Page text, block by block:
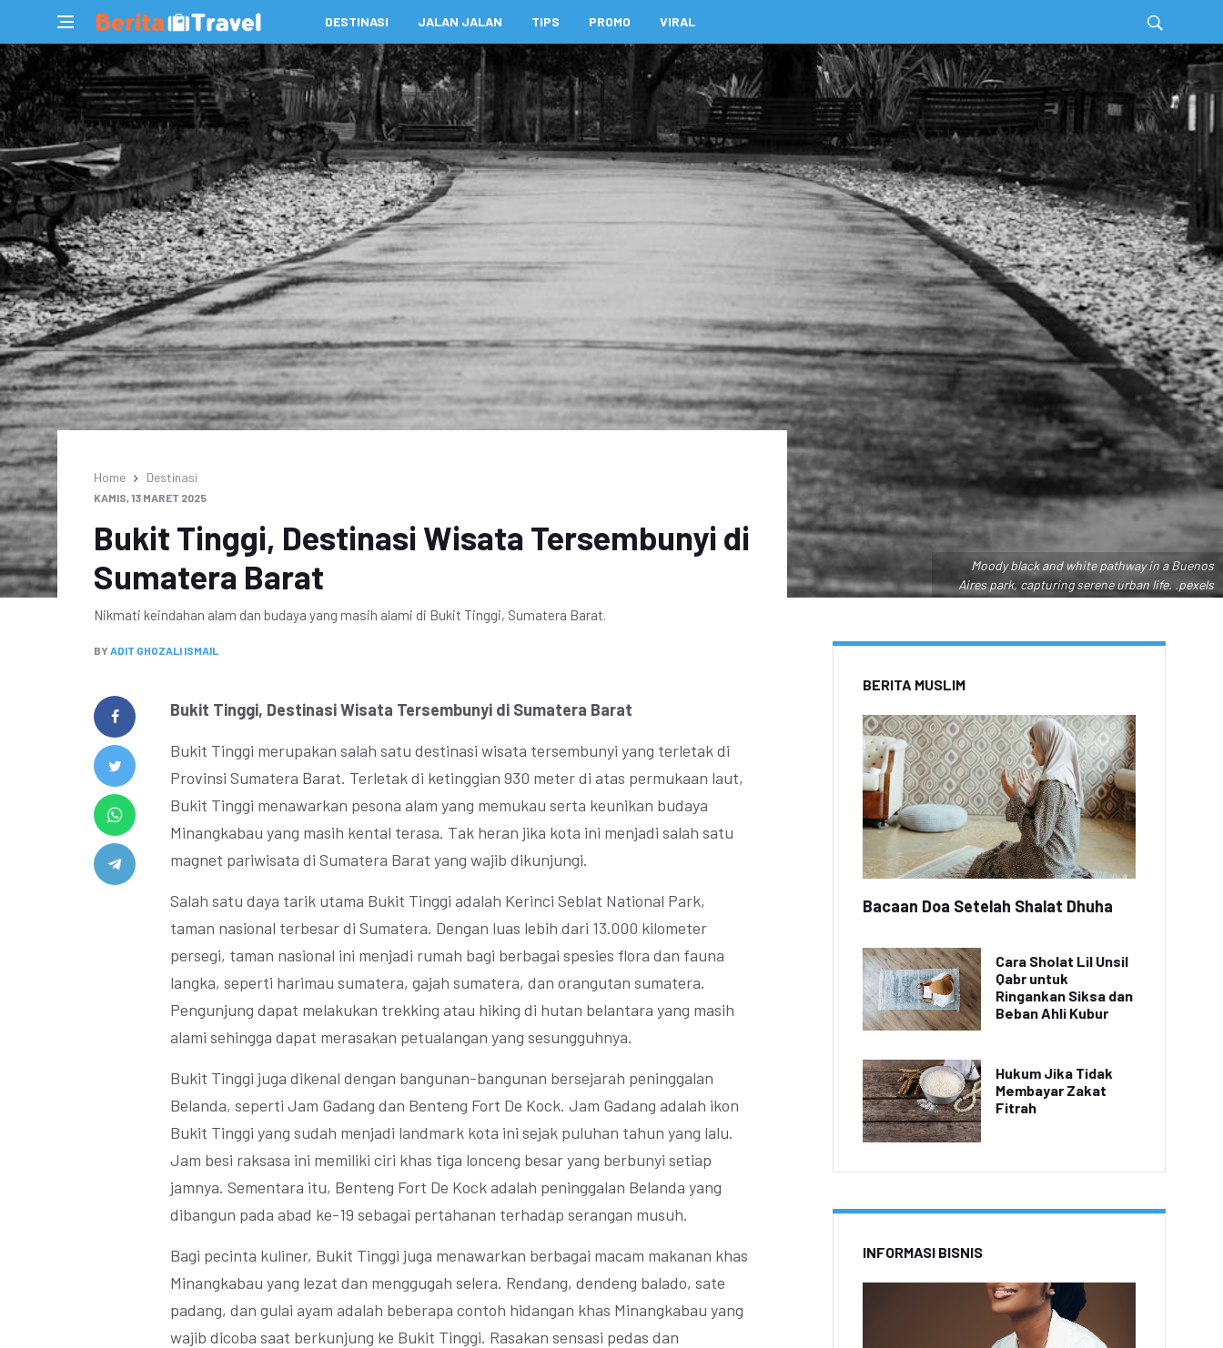
DESTINASI JALAN JALAN TIPS PROMO VIRAL
Moody black and white pathway in a Buenos
Aires park, capturing serene urban life. .pexels
Home Destinasi
KAMIS, 13 MARET 2025
Bukit Tinggi, Destinasi Wisata Tersembunyi di
Sumatera Barat
Nikmati keindahan alam dan budaya yang masih alami di Bukit Tinggi, Sumatera Barat.
BY ADIT GHOZALI ISMAIL
Bukit Tinggi, Destinasi Wisata Tersembunyi di Sumatera Barat
Bukit Tinggi merupakan salah satu destinasi wisata tersembunyi yang terletak di
Provinsi Sumatera Barat. Terletak di ketinggian 930 meter di atas permukaan laut,
Bukit Tinggi menawarkan pesona alam yang memukau serta keunikan budaya
Minangkabau yang masih kental terasa. Tak heran jika kota ini menjadi salah satu
magnet pariwisata di Sumatera Barat yang wajib dikunjungi.
Salah satu daya tarik utama Bukit Tinggi adalah Kerinci Seblat National Park,
taman nasional terbesar di Sumatera. Dengan luas lebih dari 13.000 kilometer
persegi, taman nasional ini menjadi rumah bagi berbagai spesies flora dan fauna
langka, seperti harimau sumatera, gajah sumatera, dan orangutan sumatera.
Pengunjung dapat melakukan trekking atau hiking di hutan belantara yang masih
alami sehingga dapat merasakan petualangan yang sesungguhnya.
Bukit Tinggi juga dikenal dengan bangunan-bangunan bersejarah peninggalan
Belanda, seperti Jam Gadang dan Benteng Fort De Kock. Jam Gadang adalah ikon
Bukit Tinggi yang sudah menjadi landmark kota ini sejak puluhan tahun yang lalu.
Jam besi raksasa ini memiliki ciri khas tiga lonceng besar yang berbunyi setiap
jamnya. Sementara itu, Benteng Fort De Kock adalah peninggalan Belanda yang
dibangun pada abad ke-19 sebagai pertahanan terhadap serangan musuh.
Bagi pecinta kuliner, Bukit Tinggi juga menawarkan berbagai macam makanan khas
Minangkabau yang lezat dan menggugah selera. Rendang, dendeng balado, sate
padang, dan gulai ayam adalah beberapa contoh hidangan khas Minangkabau yang
wajib dicoba saat berkunjung ke Bukit Tinggi. Rasakan sensasi pedas dan
BERITA MUSLIM
Bacaan Doa Setelah Shalat Dhuha
Cara Sholat Lil Unsil
Qabr untuk
Ringankan Siksa dan
Beban Ahli Kubur
Hukum Jika Tidak
Membayar Zakat
Fitrah
INFORMASI BISNIS